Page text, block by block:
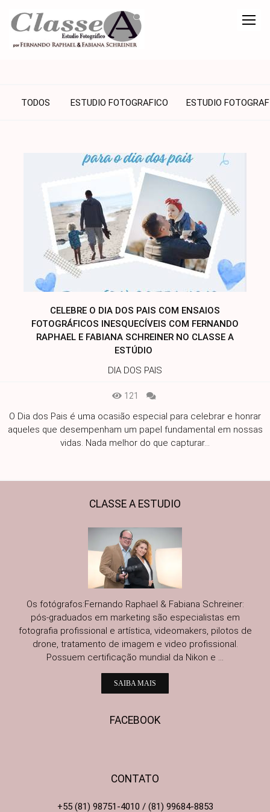
TODOS ESTUDIO FOTOGRAFICO ESTUDIO
CELEBRE O DIA DOS PAIS COM ENSAIOS
FOTOGRÁFICOS INESQUECÍVEIS COM FERNANDO
RAPHAEL E FABIANA SCHREINER NO CLASSE A
ESTÚDIO
DIA DOS PAIS
121
O Dia dos Pais é uma ocasião especial para celebrar e honrar
aqueles que desempenham um papel fundamental em nossas
vidas. Nada melhor do que capturar...
CLASSE A ESTUDIO
Os fotógrafos:Fernando Raphael & Fabiana Schreiner:
pós-graduados em marketing são especialistas em
fotografia profissional e artística, videomakers, pilotos de
drone, tratamento de imagem e video profissional.
Possuem certificação mundial da Nikon e ...
SAIBA MAIS
FACEBOOK
CONTATO
+55 (81) 98751-4010 / (81) 99684-8853